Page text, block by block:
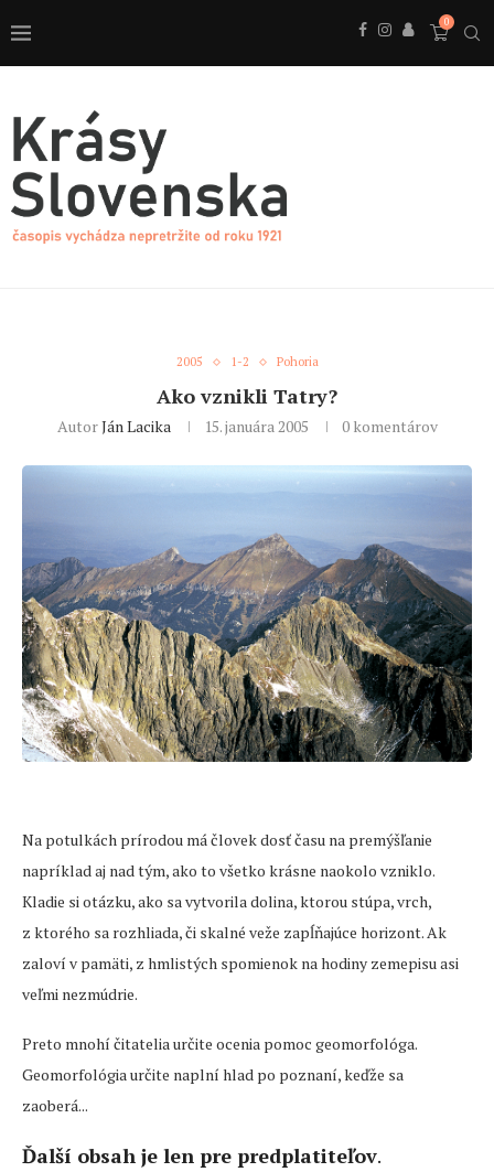
0
2005 1-2 Pohoria
Ako vznikli Tatry?
AutorJán Lacika 15. januára 2005 0 komentárov
Na potulkách prírodou má človek dosť času na premýšľanie
napríklad aj nad tým, ako to všetko krásne naokolo vzniklo.
Kladie si otázku, ako sa vytvorila dolina, ktorou stúpa, vrch,
z ktorého sa rozhliada, či skalné veže zapĺňajúce horizont. Ak
zaloví v pamäti, z hmlistých spomienok na hodiny zemepisu asi
veľmi nezmúdrie.
Preto mnohí čitatelia určite ocenia pomoc geomorfológa.
Geomorfológia určite naplní hlad po poznaní, keďže sa
zaoberá...
Ďalší obsah je len pre predplatiteľov.